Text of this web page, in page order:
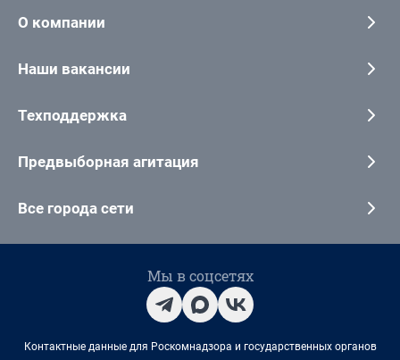
О компании
Наши вакансии
Техподдержка
Предвыборная агитация
Все города сети
Мы в соцсетях
Контактные данные для Роскомнадзора и государственных органов